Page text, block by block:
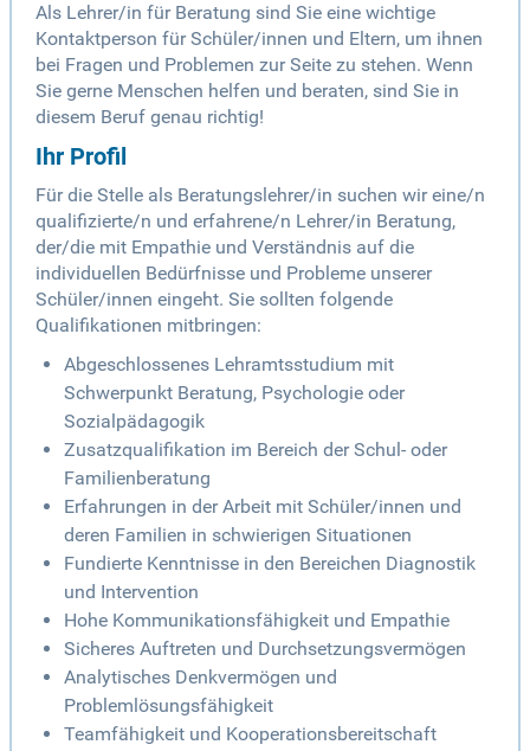
Als Lehrer/in für Beratung sind Sie eine wichtige
Kontaktperson für Schüler/innen und Eltern, um ihnen
bei Fragen und Problemen zur Seite zu stehen. Wenn
Sie gerne Menschen helfen und beraten, sind Sie in
diesem Beruf genau richtig!
Ihr Profil
Für die Stelle als Beratungslehrer/in suchen wir eine/n
qualifizierte/n und erfahrene/n Lehrer/in Beratung,
der/die mit Empathie und Verständnis auf die
individuellen Bedürfnisse und Probleme unserer
Schüler/innen eingeht. Sie sollten folgende
Qualifikationen mitbringen:
Abgeschlossenes Lehramtsstudium mit
Schwerpunkt Beratung, Psychologie oder
Sozialpädagogik
Zusatzqualifikation im Bereich der Schul- oder
Familienberatung
Erfahrungen in der Arbeit mit Schüler/innen und
deren Familien in schwierigen Situationen
Fundierte Kenntnisse in den Bereichen Diagnostik
und Intervention
Hohe Kommunikationsfähigkeit und Empathie
Sicheres Auftreten und Durchsetzungsvermögen
Analytisches Denkvermögen und
Problemlösungsfähigkeit
Teamfähigkeit und Kooperationsbereitschaft